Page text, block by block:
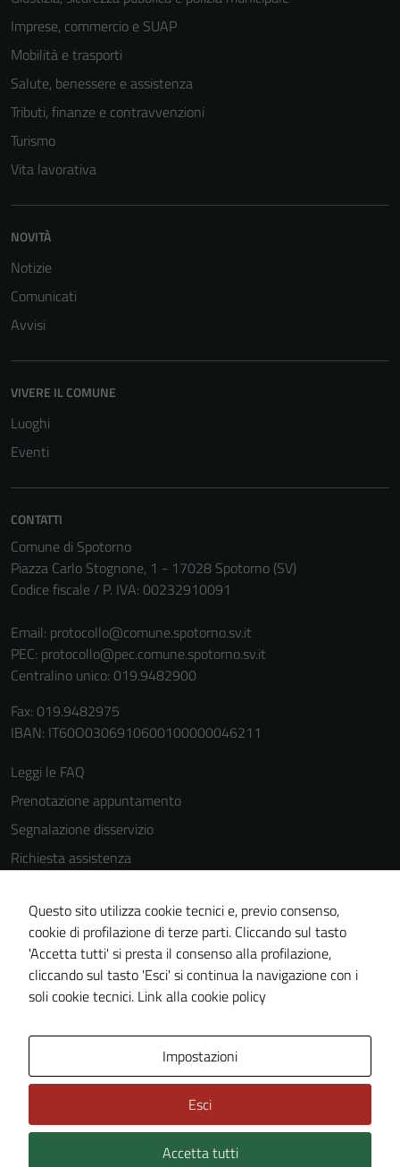
Imprese, commercio e SUAP
Mobilità e trasporti
Salute, benessere e assistenza
Tributi, finanze e contravvenzioni
Turismo
Vita lavorativa
NOVITÀ
Notizie
Comunicati
Avvisi
VIVERE IL COMUNE
Luoghi
Eventi
CONTATTI
Comune di Spotorno
Piazza Carlo Stognone, 1 - 17028 Spotorno (SV)
Codice fiscale / P. IVA: 00232910091
Email: protocollo@comune.spotorno.sv.it
PEC: protocollo@pec.comune.spotorno.sv.it
Centralino unico: 019.9482900
Fax: 019.9482975
IBAN: IT60O0306910600100000046211
Leggi le FAQ
Prenotazione appuntamento
Segnalazione disservizio
Richiesta assistenza
Informativa privacy
Cookie Policy
Note legali
Dichiarazione di accessibilità
Piano di miglioramento del sito
Statistiche sito web
Technical Design s.r.l.
Questo sito utilizza cookie tecnici e, previo consenso,
cookie di profilazione di terze parti. Cliccando sul tasto
'Accetta tutti' si presta il consenso alla profilazione,
cliccando sul tasto 'Esci' si continua la navigazione con i
soli cookie tecnici. Link alla cookie policy
Impostazioni
Esci
Accetta tutti